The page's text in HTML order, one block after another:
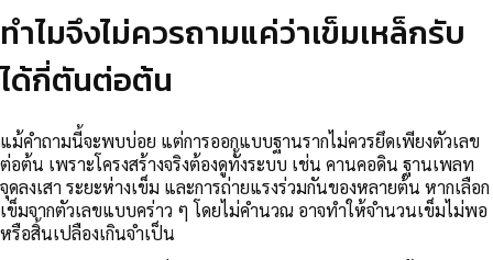
ทำไมจึงไม่ควรถามแค่ว่าเข็มเหล็กรับ
ได้กี่ตันต่อต้น
แม้คำถามนี้จะพบบ่อย แต่การออกแบบฐานรากไม่ควรยึดเพียงตัวเลข
ต่อต้น เพราะโครงสร้างจริงต้องดูทั้งระบบ เช่น คานคอดิน ฐานเพลท
จุดลงเสา ระยะห่างเข็ม และการถ่ายแรงร่วมกันของหลายต้น หากเลือก
เข็มจากตัวเลขแบบคร่าว ๆ โดยไม่คำนวณ อาจทำให้จำนวนเข็มไม่พอ
หรือสิ้นเปลืองเกินจำเป็น